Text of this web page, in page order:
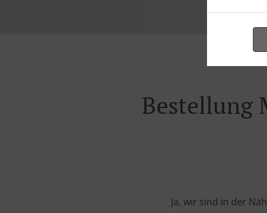
Bestellung
Ja, wir sind in der